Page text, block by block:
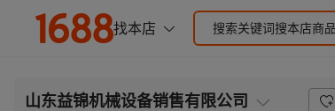
山东益锦机械设备销售有限公司